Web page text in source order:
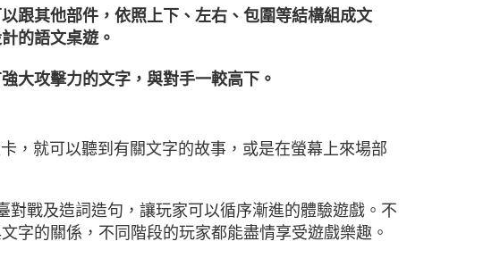
跟其他部件，依照上下、左右、包圍等結構組成文
的語文桌遊。
大攻擊力的文字，與對手一較高下。
，就可以聽到有關文字的故事，或是在螢幕上來場部
戰及造詞造句，讓玩家可以循序漸進的體驗遊戲。不
字的關係，不同階段的玩家都能盡情享受遊戲樂趣。